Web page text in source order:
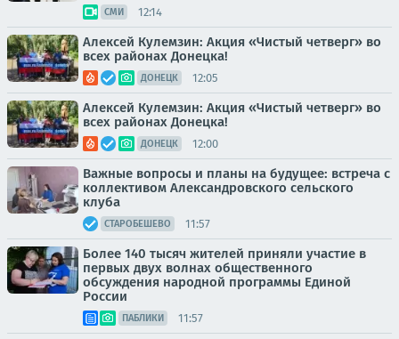
СМИ 12:14
Алексей Кулемзин: Акция «Чистый четверг» во
всех районах Донецка!
ДОНЕЦК 12:05
Алексей Кулемзин: Акция «Чистый четверг» во
всех районах Донецка!
ДОНЕЦК 12:00
Важные вопросы и планы на будущее: встреча с
коллективом Александровского сельского
клуба
СТАРОБЕШЕВО 11:57
Более 140 тысяч жителей приняли участие в
первых двух волнах общественного
обсуждения народной программы Единой
России
ПАБЛИКИ 11:57